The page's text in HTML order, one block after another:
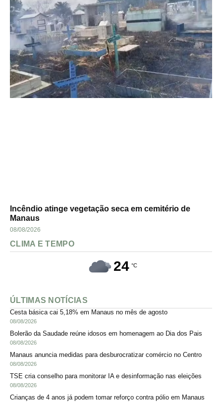
Incêndio atinge vegetação seca em cemitério de
Manaus
08/08/2026
CLIMA E TEMPO
24 °C
ÚLTIMAS NOTÍCIAS
Cesta básica cai 5,18% em Manaus no mês de agosto
08/08/2026
Bolerão da Saudade reúne idosos em homenagem ao Dia dos Pais
08/08/2026
Manaus anuncia medidas para desburocratizar comércio no Centro
08/08/2026
TSE cria conselho para monitorar IA e desinformação nas eleições
08/08/2026
Crianças de 4 anos já podem tomar reforço contra pólio em Manaus